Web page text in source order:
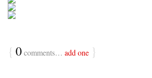
{ 0comments… add one }